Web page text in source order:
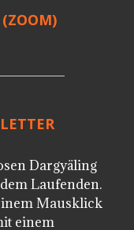
Dargyäling
Laufenden.
Mausklick
einem